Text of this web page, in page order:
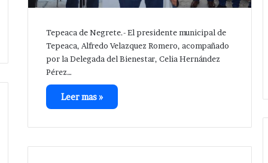
Tepeaca de Negrete.- El presidente municipal de
Tepeaca, Alfredo Velazquez Romero, acompañado
por la Delegada del Bienestar, Celia Hernández
Pérez…
Leer mas »